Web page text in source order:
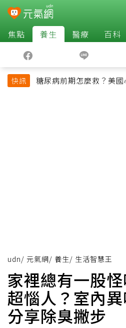
焦點 養生 醫療 百科
快訊
糖尿病前期怎麼救？美國
udn/ 元氣網/ 養生/ 生活智慧王
家裡總有一股
超惱人？室內
分享除臭撇步